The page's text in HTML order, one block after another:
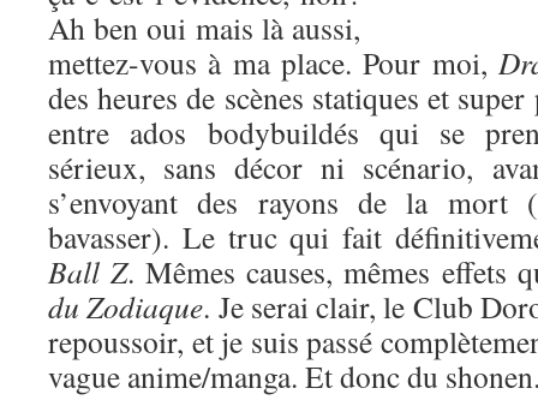
Ah ben oui mais là aussi,
mettez-vous à ma place. Pour moi,
des heures de scènes statiques et
entre ados bodybuildés qui se
sérieux, sans décor ni scénario,
s’envoyant des rayons de la mort
bavasser). Le truc qui fait
Ball Z. Mêmes causes, mêmes effets
du Zodiaque. Je serai clair, le Club
repoussoir, et je suis passé
vague anime/manga. Et donc du